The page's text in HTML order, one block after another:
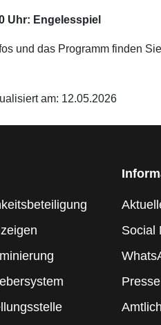
Uhr: Engelesspiel
und das Programm finden
am: 12.05.2026
Social